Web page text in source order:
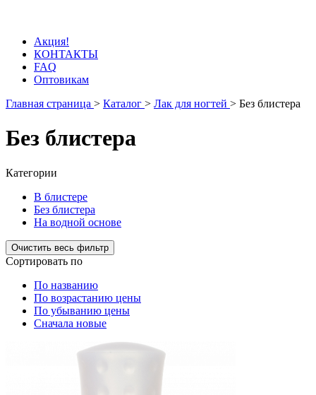
Акция!
КОНТАКТЫ
FAQ
Оптовикам
Главная страница > Каталог > Лак для ногтей > Без блистера
Без блистера
Категории
В блистере
Без блистера
На водной основе
Сортировать по
По названию
По возрастанию цены
По убыванию цены
Сначала новые